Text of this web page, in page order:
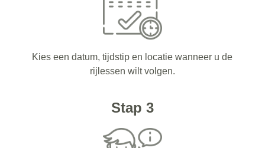
Kies een datum, tijdstip en locatie wanneer u de
rijlessen wilt volgen.
Stap 3